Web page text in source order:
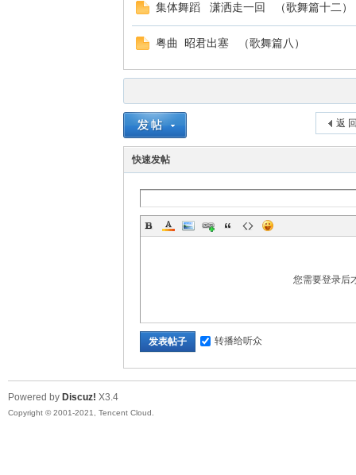
集体舞蹈 潇洒走一回 （歌舞篇十二）
粤曲 昭君出塞 （歌舞篇八）
返
快速发帖
您需要登录后
发表帖子 转播给听众
Powered by Discuz! X3.4
Copyright © 2001-2021, Tencent Cloud.